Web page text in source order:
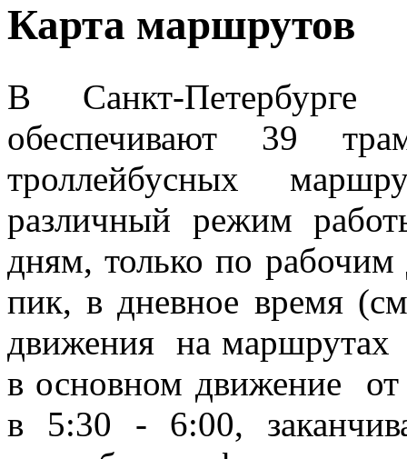
Карта маршрутов
В Санкт-
обеспечивают 39
троллейбусных
различный режим
дням, только по
пик, в дневное время
движения на маршрутах
в основном движение от
в 5:30 - 6:00,